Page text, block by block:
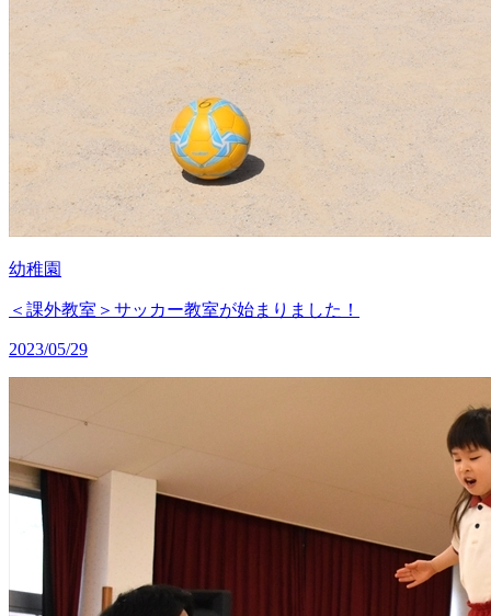
幼稚園
＜課外教室＞サッカー教室が始まりました！
2023/05/29